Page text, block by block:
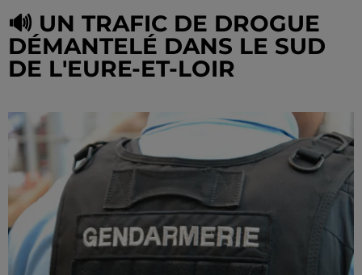
🔊 UN TRAFIC DE DROGUE
DÉMANTELÉ DANS LE SUD
DE L'EURE-ET-LOIR